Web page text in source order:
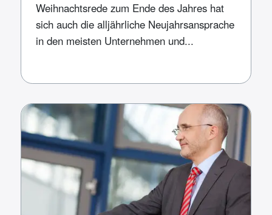
Weihnachtsrede zum Ende des Jahres hat
sich auch die alljährliche Neujahrsansprache
in den meisten Unternehmen und...